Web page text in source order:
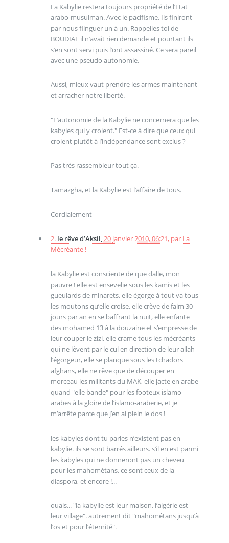
La Kabylie restera toujours propriété de l’Etat
arabo-musulman. Avec le pacifisme, Ils finiront
par nous flinguer un à un. Rappelles toi de
BOUDIAF il n’avait rien demande et pourtant ils
s’en sont servi puis l’ont assassiné. Ce sera pareil
avec une pseudo autonomie.
Aussi, mieux vaut prendre les armes maintenant
et arracher notre liberté.
"L’autonomie de la Kabylie ne concernera que les
kabyles qui y croient." Est-ce à dire que ceux qui
croient plutôt à l’indépendance sont exclus ?
Pas très rassembleur tout ça.
Tamazgha, et la Kabylie est l’affaire de tous.
Cordialement
2. le rêve d’Aksil,20 janvier 2010, 06:21, par La
Mécréante !
la Kabylie est consciente de que dalle, mon
pauvre ! elle est ensevelie sous les kamis et les
gueulards de minarets, elle égorge à tout va tous
les moutons qu’elle croise, elle crève de faim 30
jours par an en se baffrant la nuit, elle enfante
des mohamed 13 à la douzaine et s’empresse de
leur couper le zizi, elle crame tous les mécréants
qui ne lèvent par le cul en direction de leur allah-
l’égorgeur, elle se planque sous les tchadors
afghans, elle ne rêve que de découper en
morceau les militants du MAK, elle jacte en arabe
quand "elle bande" pour les footeux islamo-
arabes à la gloire de l’islamo-araberie, et je
m’arrête parce que j’en ai plein le dos !
les kabyles dont tu parles n’existent pas en
kabylie. ils se sont barrés ailleurs. s’il en est parmi
les kabyles qui ne donneront pas un cheveu
pour les mahométans, ce sont ceux de la
diaspora, et encore !...
ouais... "la kabylie est leur maison, l’algérie est
leur village". autrement dit "mahométans jusqu’à
l’os et pour l’éternité".